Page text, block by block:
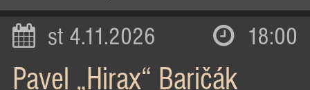
st 4.11.2026 18:00
Pavel „Hirax“ Baričák